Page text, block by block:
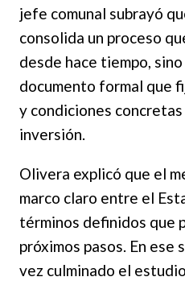
jefe comunal subrayó
consolida un proceso
desde hace tiempo,
documento formal que
y condiciones concretas
inversión.
Olivera explicó que el
marco claro entre el
términos definidos que
próximos pasos. En ese
vez culminado el